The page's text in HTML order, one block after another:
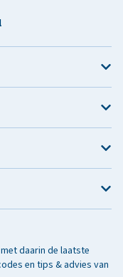
daarin de laatste
en tips & advies van